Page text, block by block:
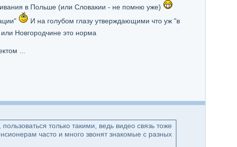
в Польше (или Словакии - не помню уже)
И на голубом глазу утверждающими что уж "в
Новгородчине это норма
...
только такими, ведь видео связь тоже
часто и много звонят знакомые с разных